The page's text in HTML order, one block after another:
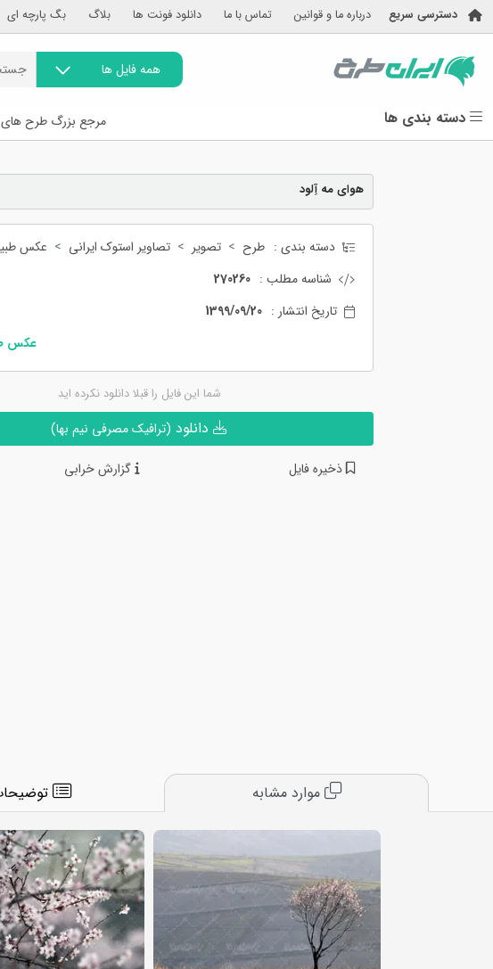
دسترسی سریع درباره ما و قوانین تماس با ما دانلود فونت ها بلاگ بگ پارچه ای
همه فایل ها
دسته بندی ها مرجع بزرگ طرح های
هوای مه آِلود
دسته بندی : طرح تصویر تصاویر استوک ایرانی
عکس
شناسه مطلب : 270260
تاریخ انتشار : 1399/09/20
عکس
شما این فایل را قبلا دانلود نکرده اید
(ترافیک مصرفی نیم بها)
ذخیره فایل گزارش خرابی
موارد مشابه